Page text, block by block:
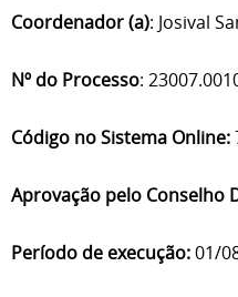
Coordenador (a): Josival
Nº do Processo:
Código no Sistema Online:
Aprovação pelo Conselho
Período de execução:01/